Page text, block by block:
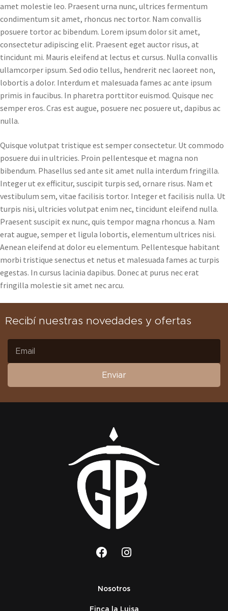
amet molestie leo. Praesent urna nunc, ultrices fermentum
condimentum sit amet, rhoncus nec tortor. Nam convallis
posuere tortor ac bibendum. Lorem ipsum dolor sit amet,
consectetur adipiscing elit. Praesent eget auctor risus, at
tincidunt mi. Mauris eleifend at lectus et cursus. Nulla convallis
ullamcorper ipsum. Sed odio tellus, hendrerit nec laoreet non,
lobortis a dolor. Interdum et malesuada fames ac ante ipsum
primis in faucibus. In pharetra porttitor euismod. Quisque nec
semper eros. Cras est augue, posuere nec posuere ut, dapibus ac
nulla.
Quisque volutpat tristique est semper consectetur. Ut commodo
posuere dui in ultricies. Proin pellentesque et magna non
bibendum. Phasellus sed ante sit amet nulla interdum fringilla.
Integer ut ex efficitur, suscipit turpis sed, ornare risus. Nam et
vestibulum sem, vitae facilisis tortor. Integer et facilisis nulla. Ut
turpis nisi, ultricies volutpat enim nec, tincidunt eleifend nulla.
Praesent suscipit ex nunc, quis tempor magna rhoncus a. Nam
erat augue, semper et ligula lobortis, elementum ultrices nisi.
Aenean eleifend at dolor eu elementum. Pellentesque habitant
morbi tristique senectus et netus et malesuada fames ac turpis
egestas. In cursus lacinia dapibus. Donec at purus nec erat
fringilla molestie sit amet nec arcu.
Recibí nuestras novedades y ofertas
Enviar
Nosotros